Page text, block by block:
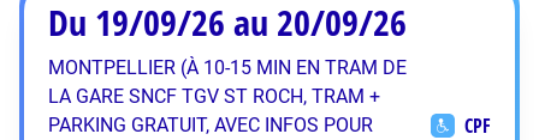
Du 19/09/26 au 20/09/26
MONTPELLIER (À 10-15 MIN EN TRAM DE
LA GARE SNCF TGV ST ROCH, TRAM +
PARKING GRATUIT, AVEC INFOS POUR
CPF